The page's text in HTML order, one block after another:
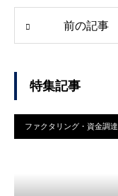
前の記事
特集記事
ファクタリング・資金調達